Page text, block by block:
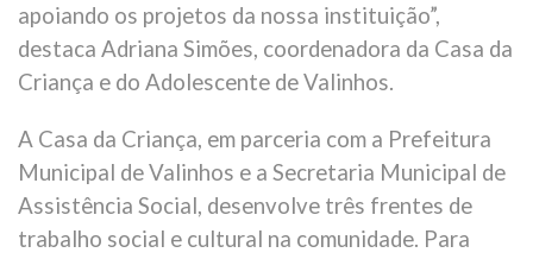
apoiando os projetos da nossa instituição”,
destaca Adriana Simões, coordenadora da Casa da
Criança e do Adolescente de Valinhos.
A Casa da Criança, em parceria com a Prefeitura
Municipal de Valinhos e a Secretaria Municipal de
Assistência Social, desenvolve três frentes de
trabalho social e cultural na comunidade. Para